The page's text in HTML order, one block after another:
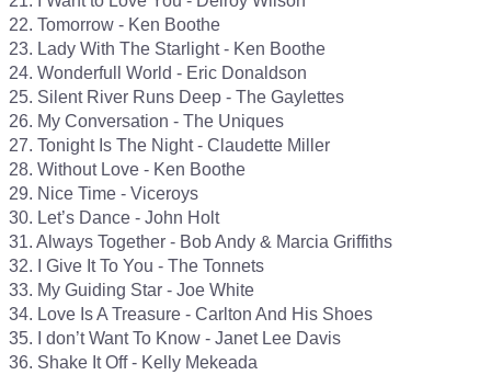
22. Tomorrow - Ken Boothe
23. Lady With The Starlight - Ken Boothe
24. Wonderfull World - Eric Donaldson
25. Silent River Runs Deep - The Gaylettes
26. My Conversation - The Uniques
27. Tonight Is The Night - Claudette Miller
28. Without Love - Ken Boothe
29. Nice Time - Viceroys
30. Let’s Dance - John Holt
31. Always Together - Bob Andy & Marcia Griffiths
32. I Give It To You - The Tonnets
33. My Guiding Star - Joe White
34. Love Is A Treasure - Carlton And His Shoes
35. I don’t Want To Know - Janet Lee Davis
36. Shake It Off - Kelly Mekeada